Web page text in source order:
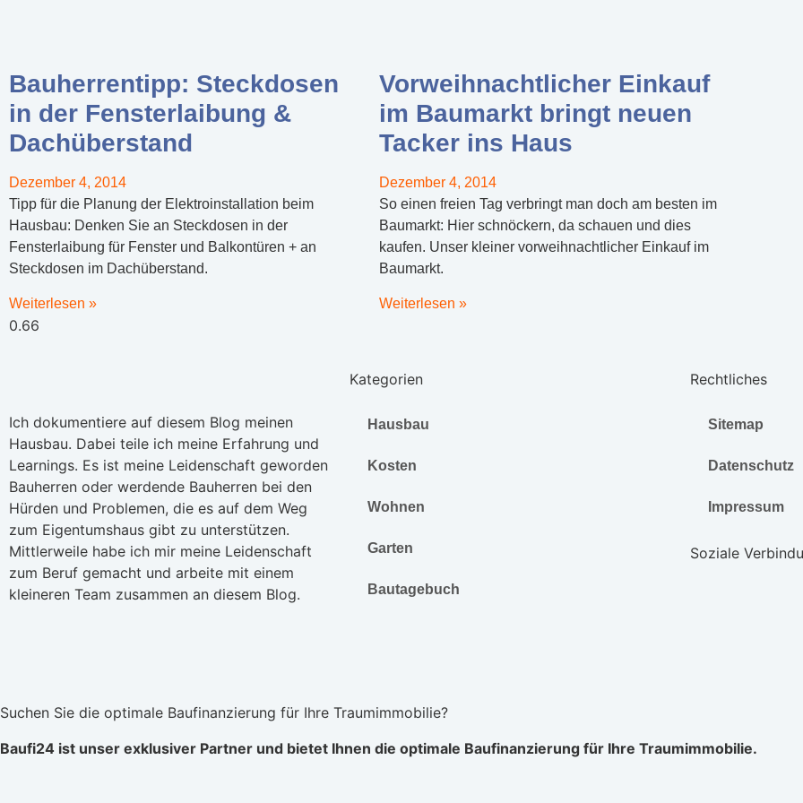
Bauherrentipp: Steckdosen
in der Fensterlaibung &
Dachüberstand
Dezember 4, 2014
Tipp für die Planung der Elektroinstallation beim
Hausbau: Denken Sie an Steckdosen in der
Fensterlaibung für Fenster und Balkontüren + an
Steckdosen im Dachüberstand.
Weiterlesen »
Vorweihnachtlicher Einkauf
im Baumarkt bringt neuen
Tacker ins Haus
Dezember 4, 2014
So einen freien Tag verbringt man doch am besten im
Baumarkt: Hier schnöckern, da schauen und dies
kaufen. Unser kleiner vorweihnachtlicher Einkauf im
Baumarkt.
Weiterlesen »
Ich dokumentiere auf diesem Blog meinen
Hausbau. Dabei teile ich meine Erfahrung und
Learnings. Es ist meine Leidenschaft geworden
Bauherren oder werdende Bauherren bei den
Hürden und Problemen, die es auf dem Weg
zum Eigentumshaus gibt zu unterstützen.
Mittlerweile habe ich mir meine Leidenschaft
zum Beruf gemacht und arbeite mit einem
kleineren Team zusammen an diesem Blog.
Kategorien
Hausbau
Kosten
Wohnen
Garten
Bautagebuch
Rechtliches
Sitemap
Datenschutz
Impressum
Soziale
Suchen Sie die optimale Baufinanzierung für Ihre Traumimmobilie?
Baufi24 ist unser exklusiver Partner und bietet Ihnen die optimale Baufinanzierung für Ihre Traumimmobilie.